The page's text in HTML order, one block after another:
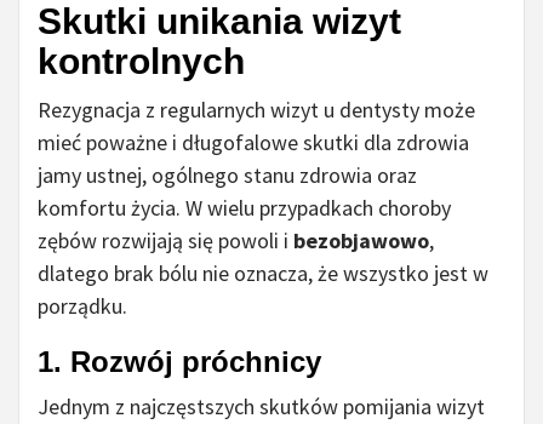
Skutki unikania wizyt
kontrolnych
Rezygnacja z regularnych wizyt u dentysty może
mieć poważne i długofalowe skutki dla zdrowia
jamy ustnej, ogólnego stanu zdrowia oraz
komfortu życia. W wielu przypadkach choroby
zębów rozwijają się powoli i bezobjawowo,
dlatego brak bólu nie oznacza, że wszystko jest w
porządku.
1. Rozwój próchnicy
Jednym z najczęstszych skutków pomijania wizyt